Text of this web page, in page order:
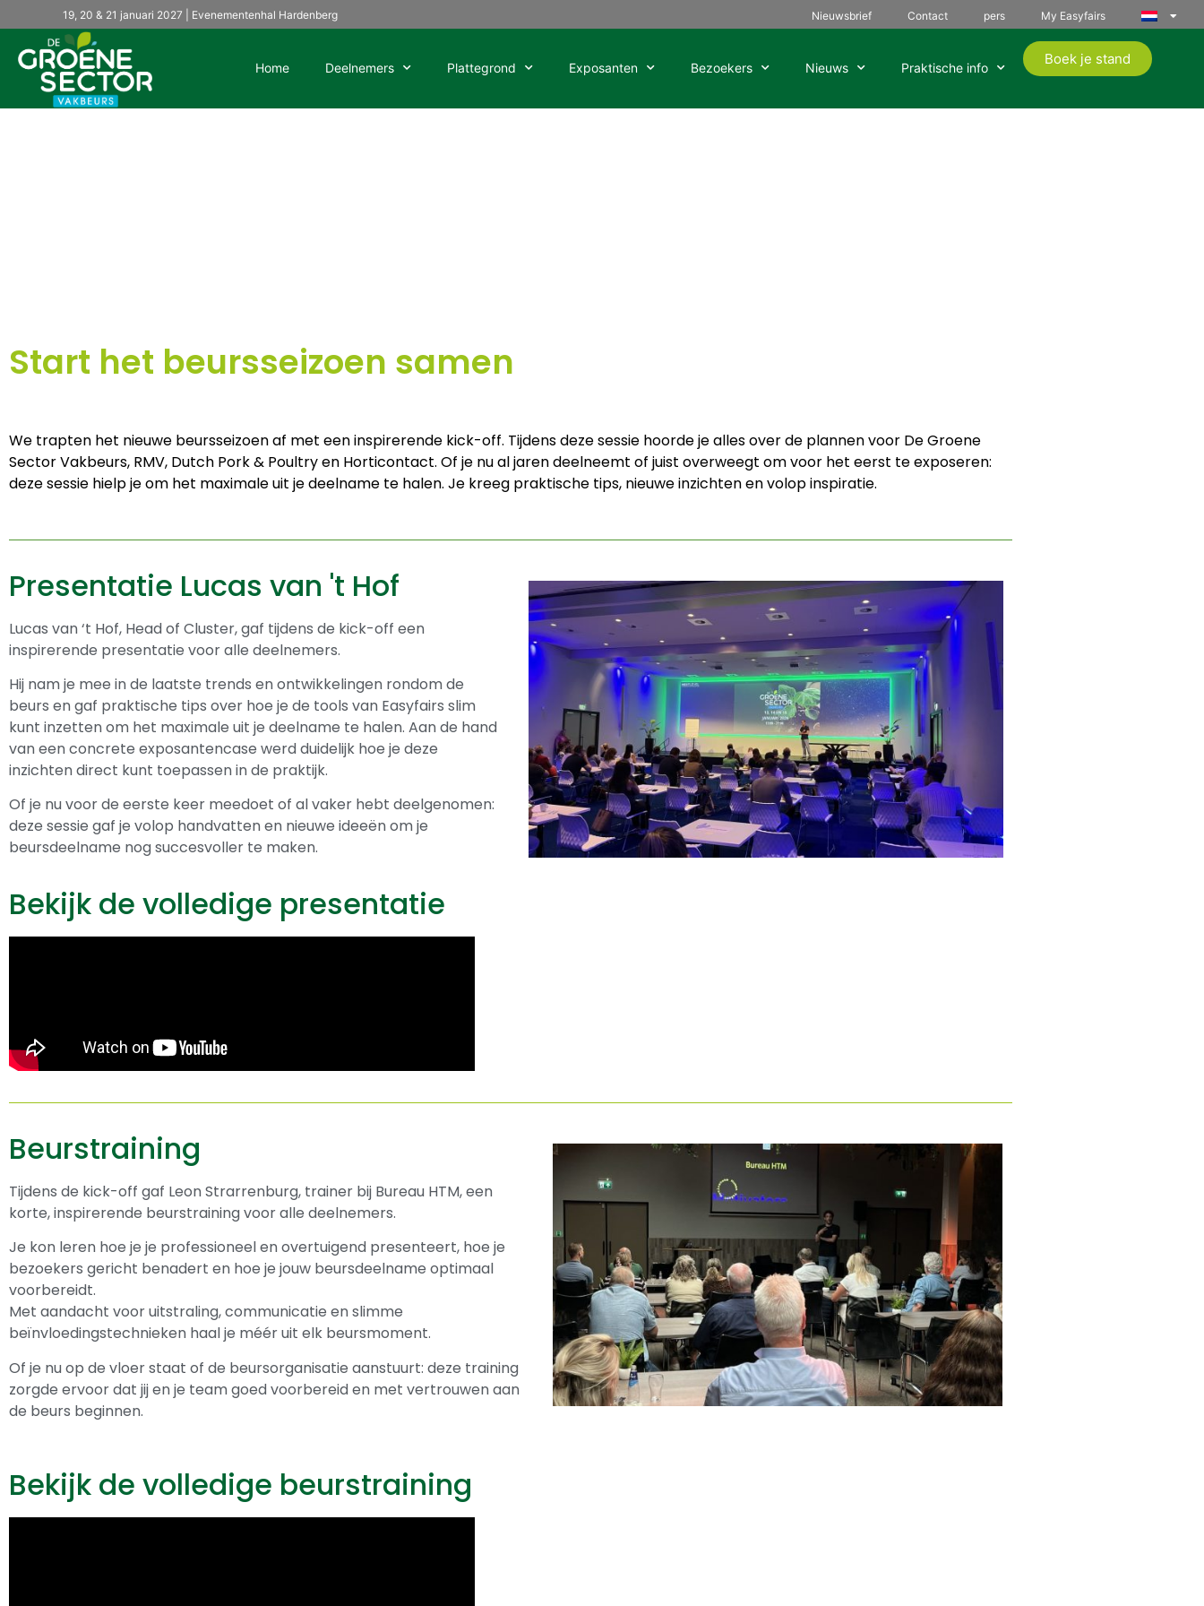
19, 20 & 21 januari 2027 | Evenementenhal Hardenberg Nieuwsbrief Contact pers My Easyfairs
Home Deelnemers Plattegrond Exposanten Bezoekers Nieuws Praktische info Boek je stand
Start het beursseizoen samen
We trapten het nieuwe beursseizoen af met een inspirerende kick-off. Tijdens deze sessie hoorde je alles over de plannen voor De Groene
Sector Vakbeurs, RMV, Dutch Pork & Poultry en Horticontact. Of je nu al jaren deelneemt of juist overweegt om voor het eerst te exposeren:
deze sessie hielp je om het maximale uit je deelname te halen. Je kreeg praktische tips, nieuwe inzichten en volop inspiratie.
Presentatie Lucas van 't Hof
Lucas van ‘t Hof, Head of Cluster, gaf tijdens de kick-off een
inspirerende presentatie voor alle deelnemers.
Hij nam je mee in de laatste trends en ontwikkelingen rondom de
beurs en gaf praktische tips over hoe je de tools van Easyfairs slim
kunt inzetten om het maximale uit je deelname te halen. Aan de hand
van een concrete exposantencase werd duidelijk hoe je deze
inzichten direct kunt toepassen in de praktijk.
Of je nu voor de eerste keer meedoet of al vaker hebt deelgenomen:
deze sessie gaf je volop handvatten en nieuwe ideeën om je
beursdeelname nog succesvoller te maken.
Bekijk de volledige presentatie
Beurstraining
Tijdens de kick-off gaf Leon Strarrenburg, trainer bij Bureau HTM, een
korte, inspirerende beurstraining voor alle deelnemers.
Je kon leren hoe je je professioneel en overtuigend presenteert, hoe je
bezoekers gericht benadert en hoe je jouw beursdeelname optimaal
voorbereidt.
Met aandacht voor uitstraling, communicatie en slimme
beïnvloedingstechnieken haal je méér uit elk beursmoment.
Of je nu op de vloer staat of de beursorganisatie aanstuurt: deze training
zorgde ervoor dat jij en je team goed voorbereid en met vertrouwen aan
de beurs beginnen.
Bekijk de volledige beurstraining